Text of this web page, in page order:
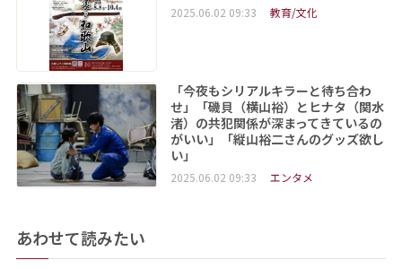
2025.06.02 09:33 教育/文化
「今夜もシリアルキラーと待ち合わ
せ」「磯貝（横山裕）とヒナタ（関水
渚）の共犯関係が深まってきているの
がいい」「縦山裕二さんのグッズ欲し
い」
2025.06.02 09:33 エンタメ
あわせて読みたい